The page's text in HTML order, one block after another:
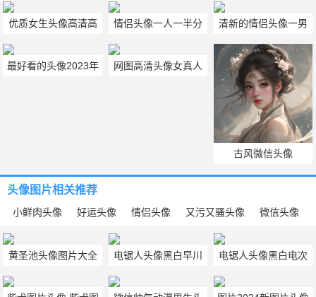
优质女生头像高清高
冷 优质女生头像清冷
真人图片
情侣头像一人一半分
开 情侣头像一人一半
分开动漫
清新的情侣头像一男
一女（情侣头像唯美
清纯一男一女）
最好看的头像2023年
网图高清头像女真人
古风微信头像
头像图片相关推荐
小鲜肉头像 好运头像 情侣头像 又污又骚头像 微信头像
黄圣池头像图片大全
黄圣池头像图片唯美
电锯人头像黑白早川
秋 电锯人早川秋黑白
电锯人头像黑白电次